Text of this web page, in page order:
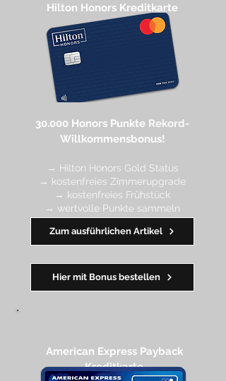
Hilton Honors Kreditkarte​
30.000 Honors Punkte Rekord-
Willkommensbonus!
→ Hilton Honors Gold Status
→ kostenfreies Zimmerupgrade
→ kostenfreies Frühstück
→ wertvolle Punkte sammeln
→ Early Check-in + Late Check-out
━━━━━━━
Hier mit Bonus bestellen
Zum ausführlichen Artikel
American Express Payback
Kreditkarte​